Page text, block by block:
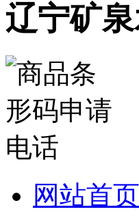
辽宁矿
网站首页